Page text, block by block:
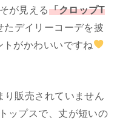
が見える「クロップT
たデイリーコーデを披
がかわいいですね
り販売されていません
ップスで、丈が短いの